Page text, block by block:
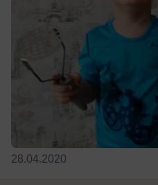
28.04.2020